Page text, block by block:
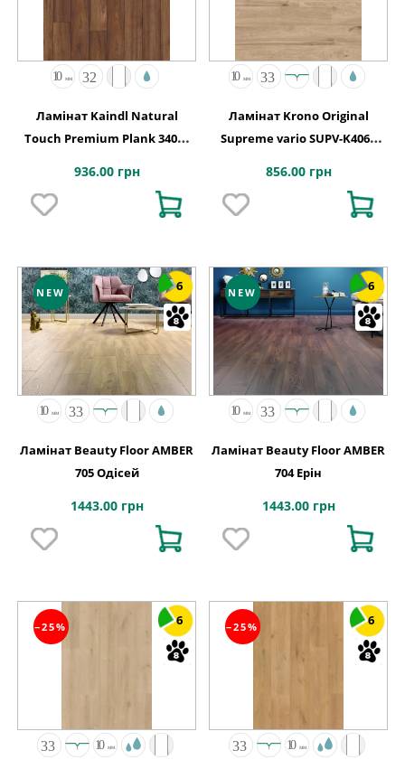
Ламінат Kaindl Natural
Touch Premium Plank 34074
936.00 грн
Ламінат Krono Original
Supreme vario SUPV-K406P
856.00 грн
NEW 6
Ламінат Beauty Floor AMBER
705 Одісей
1443.00 грн
NEW 6
Ламінат Beauty Floor AMBER
704 Ерін
1443.00 грн
−25% 6 −25% 6